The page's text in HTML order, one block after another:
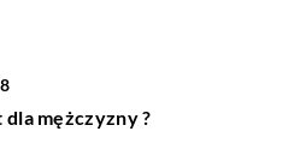
mężczyzny ?